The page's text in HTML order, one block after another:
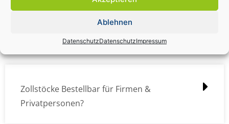
Ablehnen
DatenschutzDatenschutzImpressum
Zollstock Druckdatencheck / Profidatencheck
Zollstöcke Bestellbar für Firmen &
Privatpersonen?